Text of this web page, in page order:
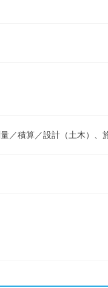
／積算／設計（土木）、